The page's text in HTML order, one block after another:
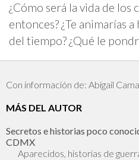
¿Cómo será la vida de los
entonces? ¿Te animarías
del tiempo? ¿Qué le
Con información de: Abigail
MÁS DEL AUTOR
Secretos e historias poco
CDMX
Aparecidos, historias de